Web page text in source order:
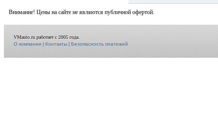
Внимание! Цены на сайте не являются публичной офертой.
VMauto.ru работает с 2005 года.
О компании|Контакты|Безопасность платежей